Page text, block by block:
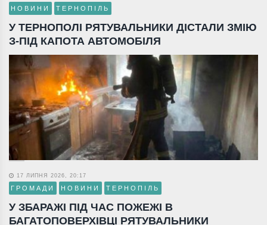
НОВИНИ ТЕРНОПІЛЬ
У ТЕРНОПОЛІ РЯТУВАЛЬНИКИ ДІСТАЛИ ЗМІЮ
З-ПІД КАПОТА АВТОМОБІЛЯ
17 ЛИПНЯ 2026, 20:17
ГРОМАДИ НОВИНИ ТЕРНОПІЛЬ
У ЗБАРАЖІ ПІД ЧАС ПОЖЕЖІ В
БАГАТОПОВЕРХІВЦІ РЯТУВАЛЬНИКИ